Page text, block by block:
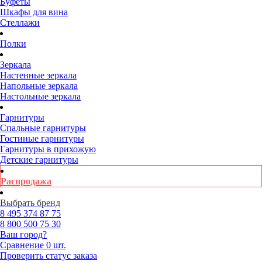
Шкафы для вина
Стеллажи
Полки
Зеркала
Настенные зеркала
Напольные зеркала
Настольные зеркала
Гарнитуры
Спальные гарнитуры
Гостиные гарнитуры
Гарнитуры в прихожую
Детские гарнитуры
Распродажа
Выбрать бренд
8 495 374 87 75
8 800 500 75 30
Ваш город?
Сравнение 0 шт.
Проверить статус заказа